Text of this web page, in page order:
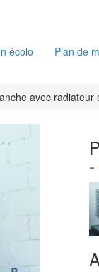
écolo Plan de
avec radiateur